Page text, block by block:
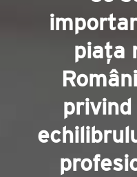
piața